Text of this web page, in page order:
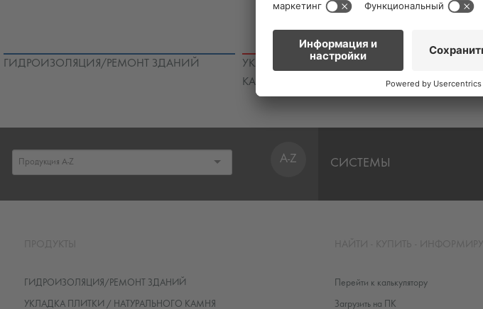
ГИДРОИЗОЛЯЦИЯ/РЕМОНТ ЗДАНИЙ
УКЛАДКА ПЛИТКИ / НАТУРАЛЬНОГО
КАМНЯ
A-Z СИСТЕМЫ
ГИДРОИЗОЛЯЦИЯ/РЕМОНТ ЗДАНИЙ
УКЛАДКА ПЛИТКИ / НАТУРАЛЬНОГО КАМНЯ
Перейти к калькулятору
Загрузить на ПК